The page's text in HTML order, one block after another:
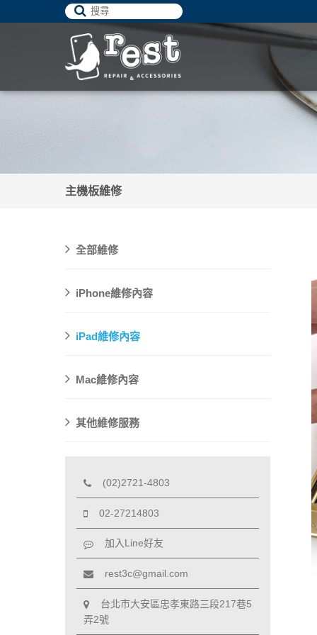
主機板維修
全部維修
iPhone維修內容
iPad維修內容
Mac維修內容
其他維修服務
(02)2721-4803
02-27214803
加入Line好友
rest3c@gmail.com
台北市大安區忠孝東路三段217巷5
弄2號